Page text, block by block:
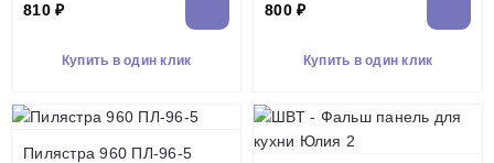
810 ₽
Купить в один клик
800 ₽
Купить в один клик
Пилястра 960 ПЛ-96-5